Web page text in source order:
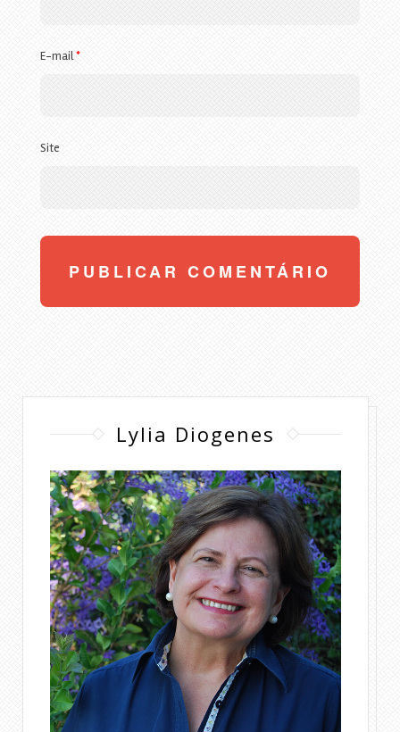
E-mail*
Site
Lylia Diogenes